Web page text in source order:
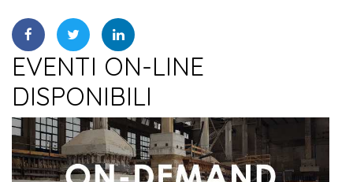
EVENTI ON-LINE
DISPONIBILI